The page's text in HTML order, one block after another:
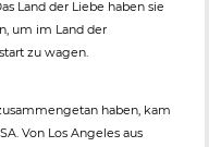
Land der Liebe haben sie
um im Land der
zu wagen.
haben, kam
Von Los Angeles aus